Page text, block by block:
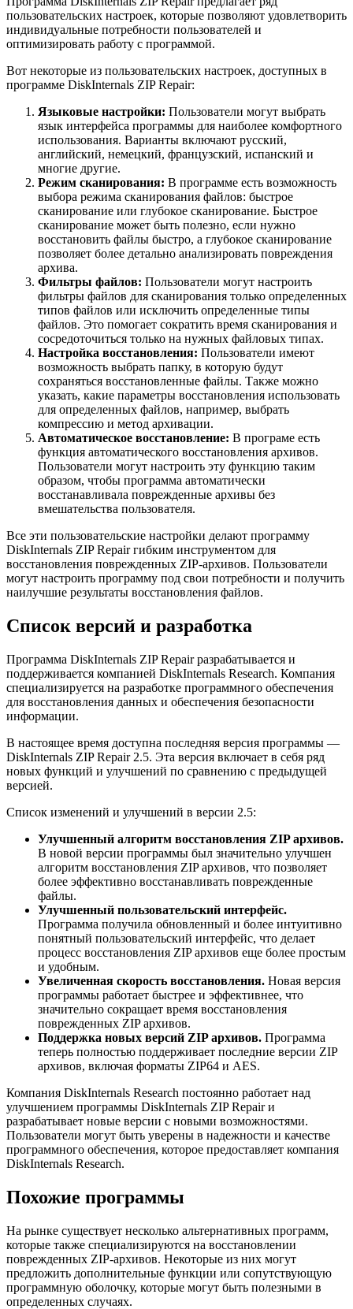
пользовательских настроек, которые позволяют удовлетворить
индивидуальные потребности пользователей и
оптимизировать работу с программой.
Вот некоторые из пользовательских настроек, доступных в
программе DiskInternals ZIP Repair:
Языковые настройки: Пользователи могут выбрать
язык интерфейса программы для наиболее комфортного
использования. Варианты включают русский,
английский, немецкий, французский, испанский и
многие другие.
Режим сканирования: В программе есть возможность
выбора режима сканирования файлов: быстрое
сканирование или глубокое сканирование. Быстрое
сканирование может быть полезно, если нужно
восстановить файлы быстро, а глубокое сканирование
позволяет более детально анализировать повреждения
архива.
Фильтры файлов: Пользователи могут настроить
фильтры файлов для сканирования только определенных
типов файлов или исключить определенные типы
файлов. Это помогает сократить время сканирования и
сосредоточиться только на нужных файловых типах.
Настройка восстановления: Пользователи имеют
возможность выбрать папку, в которую будут
сохраняться восстановленные файлы. Также можно
указать, какие параметры восстановления использовать
для определенных файлов, например, выбрать
компрессию и метод архивации.
Автоматическое восстановление: В програме есть
функция автоматического восстановления архивов.
Пользователи могут настроить эту функцию таким
образом, чтобы программа автоматически
восстанавливала поврежденные архивы без
вмешательства пользователя.
Все эти пользовательские настройки делают программу
DiskInternals ZIP Repair гибким инструментом для
восстановления поврежденных ZIP-архивов. Пользователи
могут настроить программу под свои потребности и получить
наилучшие результаты восстановления файлов.
Список версий и разработка
Программа DiskInternals ZIP Repair разрабатывается и
поддерживается компанией DiskInternals Research. Компания
специализируется на разработке программного обеспечения
для восстановления данных и обеспечения безопасности
информации.
В настоящее время доступна последняя версия программы —
DiskInternals ZIP Repair 2.5. Эта версия включает в себя ряд
новых функций и улучшений по сравнению с предыдущей
версией.
Список изменений и улучшений в версии 2.5:
Улучшенный алгоритм восстановления ZIP архивов.
В новой версии программы был значительно улучшен
алгоритм восстановления ZIP архивов, что позволяет
более эффективно восстанавливать поврежденные
файлы.
Улучшенный пользовательский интерфейс.
Программа получила обновленный и более интуитивно
понятный пользовательский интерфейс, что делает
процесс восстановления ZIP архивов еще более простым
и удобным.
Увеличенная скорость восстановления. Новая версия
программы работает быстрее и эффективнее, что
значительно сокращает время восстановления
поврежденных ZIP архивов.
Поддержка новых версий ZIP архивов. Программа
теперь полностью поддерживает последние версии ZIP
архивов, включая форматы ZIP64 и AES.
Компания DiskInternals Research постоянно работает над
улучшением программы DiskInternals ZIP Repair и
разрабатывает новые версии с новыми возможностями.
Пользователи могут быть уверены в надежности и качестве
программного обеспечения, которое предоставляет компания
DiskInternals Research.
Похожие программы
На рынке существует несколько альтернативных программ,
которые также специализируются на восстановлении
поврежденных ZIP-архивов. Некоторые из них могут
предложить дополнительные функции или сопутствующую
программную оболочку, которые могут быть полезными в
определенных случаях.